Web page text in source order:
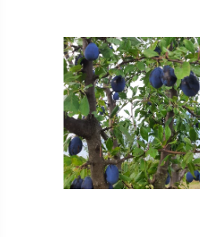
e
n
í
p